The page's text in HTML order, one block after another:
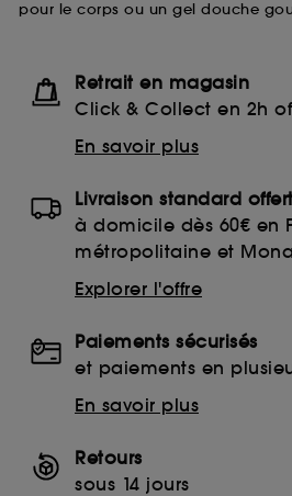
pour le corps ou un gel douche
Retrait en magasin
Click & Collect en 2h
En savoir plus
Livraison standard
à domicile dès 60€ en
métropolitaine et
Explorer l'offre
Paiements sécurisés
et paiements en
En savoir plus
Retours
sous 14 jours
navigation collectées par ces
ou en magasin. Pour refuser tous
sur "continuer sans accepter".
moment choisir de retirer votrte
souhaitez obtenir plus